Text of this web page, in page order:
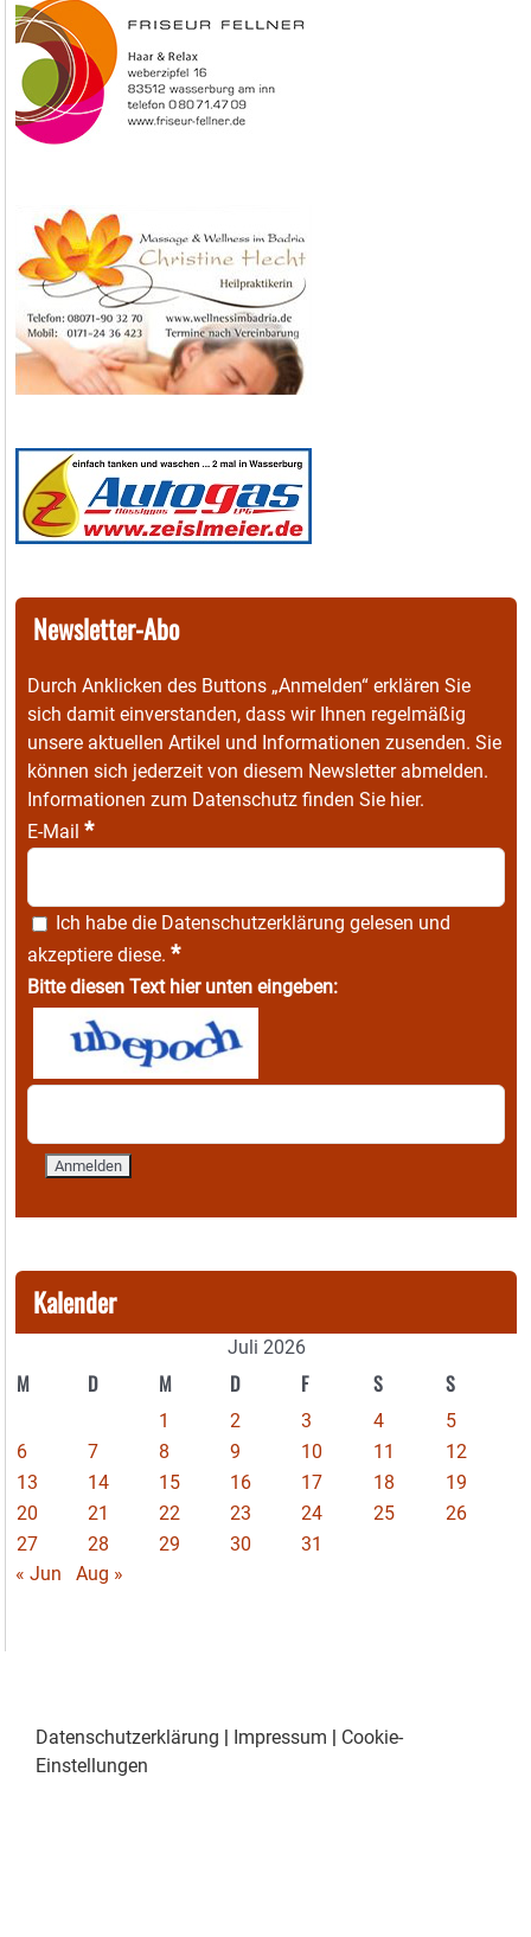
Newsletter-Abo
Durch Anklicken des Buttons „Anmelden“ erklären Sie
sich damit einverstanden, dass wir Ihnen regelmäßig
unsere aktuellen Artikel und Informationen zusenden. Sie
können sich jederzeit von diesem Newsletter abmelden.
Informationen zum Datenschutz finden Sie hier.
E-Mail *
Ich habe die Datenschutzerklärung gelesen und
akzeptiere diese. *
Bitte diesen Text hier unten eingeben:
Kalender
Juli 2026
M D M D F S S
1 2 3 4
5
6
7 8 9 10 11
12
13
14 15 16 17 18
19
20
21 22 23 24 25
26
27
28 29 30
31
« Jun
Aug »
Datenschutzerklärung | Impressum | Cookie-
Einstellungen